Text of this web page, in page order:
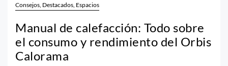
Consejos, Destacados, Espacios
Manual de calefacción: Todo sobre
el consumo y rendimiento del Orbis
Calorama